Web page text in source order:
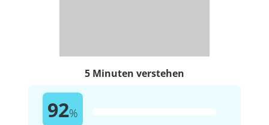
5 Minuten verstehen
92%